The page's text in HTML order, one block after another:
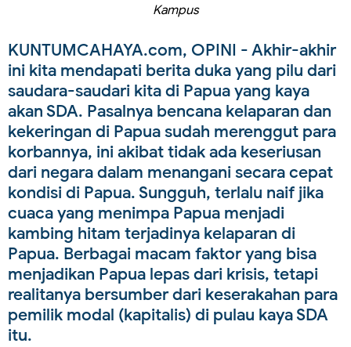
Kampus
KUNTUMCAHAYA.com, OPINI - Akhir-akhir
ini kita mendapati berita duka yang pilu dari
saudara-saudari kita di Papua yang kaya
akan SDA. Pasalnya bencana kelaparan dan
kekeringan di Papua sudah merenggut para
korbannya, ini akibat tidak ada keseriusan
dari negara dalam menangani secara cepat
kondisi di Papua. Sungguh, terlalu naif jika
cuaca yang menimpa Papua menjadi
kambing hitam terjadinya kelaparan di
Papua. Berbagai macam faktor yang bisa
menjadikan Papua lepas dari krisis, tetapi
realitanya bersumber dari keserakahan para
pemilik modal (kapitalis) di pulau kaya SDA
itu.